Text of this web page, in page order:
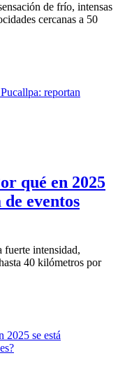
de frío, intensas
cercanas a 50
qué en 2025
eventos
fuerte intensidad,
40 kilómetros por